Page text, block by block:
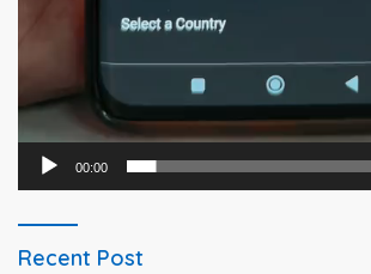
00:00
Recent Post